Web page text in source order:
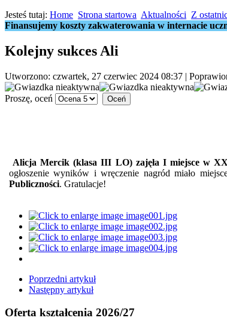
Jesteś tutaj: Home Strona startowa Aktualności Z
Finansujemy koszty zakwaterowania w internacie
Kolejny sukces Ali
Utworzono: czwartek, 27 czerwiec 2024 08:37 |
Proszę, oceń
Alicja Mercik (klasa III LO) zajęła I miejsce w
ogłoszenie wyników i wręczenie nagród miało
Publiczności. Gratulacje!
Poprzedni artykuł
Następny artykuł
Oferta kształcenia 2026/27